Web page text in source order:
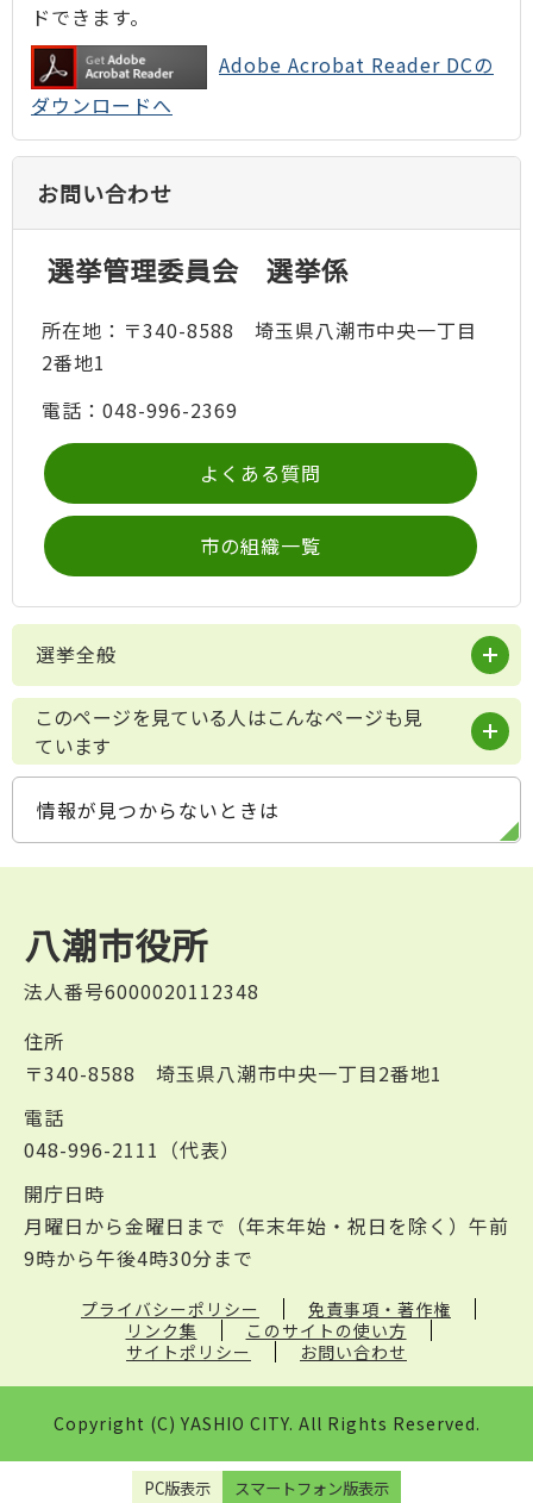
ドできます。
Adobe Acrobat Reader DCの
ダウンロードへ
お問い合わせ
選挙管理委員会 選挙係
所在地：〒340-8588 埼玉県八潮市中央一丁目
2番地1
電話：048-996-2369
よくある質問
市の組織一覧
選挙全般
このページを見ている人はこんなページも見
ています
情報が見つからないときは
八潮市役所
法人番号6000020112348
住所
〒340-8588 埼玉県八潮市中央一丁目2番地1
電話
048-996-2111（代表）
開庁日時
月曜日から金曜日まで（年末年始・祝日を除く）午前
9時から午後4時30分まで
プライバシーポリシー
免責事項・著作権
リンク集
このサイトの使い方
サイトポリシー
お問い合わせ
Copyright (C) YASHIO CITY. All Rights Reserved.
PC版表示 スマートフォン版表示